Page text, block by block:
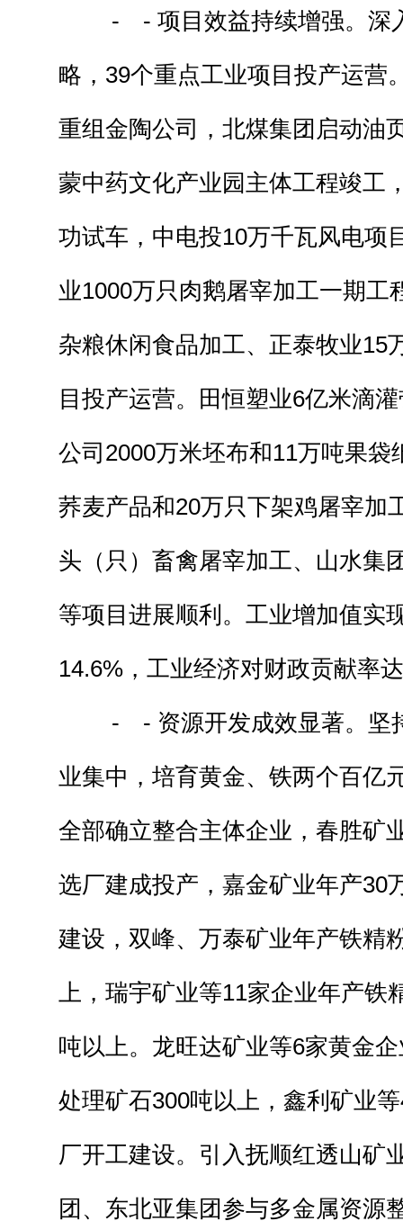
- - 项目效益持续增强。深入
略，39个重点工业项目投产运营
重组金陶公司，北煤集团启动油
蒙中药文化产业园主体工程竣工
功试车，中电投10万千瓦风电项
业1000万只肉鹅屠宰加工一期工
杂粮休闲食品加工、正泰牧业15
目投产运营。田恒塑业6亿米滴
公司2000万米坯布和11万吨果袋
荞麦产品和20万只下架鸡屠宰加
头（只）畜禽屠宰加工、山水集
等项目进展顺利。工业增加值实
14.6%，工业经济对财政贡献率
- - 资源开发成效显著。坚持
业集中，培育黄金、铁两个百亿
全部确立整合主体企业，春胜矿
选厂建成投产，嘉金矿业年产30
建设，双峰、万泰矿业年产铁精
上，瑞宇矿业等11家企业年产铁
吨以上。龙旺达矿业等6家黄金
处理矿石300吨以上，鑫利矿业
厂开工建设。引入抚顺红透山矿
团、东北亚集团参与多金属资源